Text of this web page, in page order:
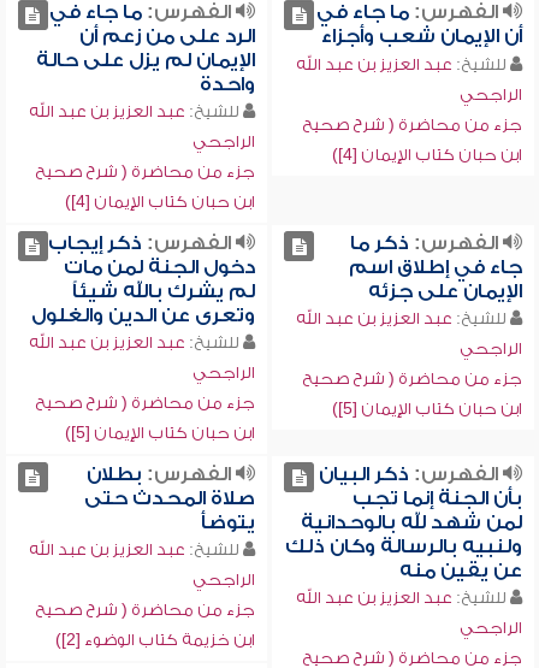
الفهرس:ما جاء في
أن الإيمان شعب وأجزاء
للشيخ: عبد العزيز بن عبد الله
الراجحي
جزء من محاضرة ( شرح صحيح
ابن حبان كتاب الإيمان [4])
الفهرس:ما جاء في
الرد على من زعم أن
الإيمان لم يزل على حالة
واحدة
للشيخ: عبد العزيز بن عبد الله
الراجحي
جزء من محاضرة ( شرح صحيح
ابن حبان كتاب الإيمان [4])
الفهرس: ذكر ما
جاء في إطلاق اسم
الإيمان على جزئه
للشيخ: عبد العزيز بن عبد الله
الراجحي
جزء من محاضرة ( شرح صحيح
ابن حبان كتاب الإيمان [5])
الفهرس: ذكر إيجاب
دخول الجنة لمن مات
لم يشرك بالله شيئاً
وتعرى عن الدين والغلول
للشيخ: عبد العزيز بن عبد الله
الراجحي
جزء من محاضرة ( شرح صحيح
ابن حبان كتاب الإيمان [5])
الفهرس: ذكر البيان
بأن الجنة إنما تجب
لمن شهد لله بالوحدانية
ولنبيه بالرسالة وكان ذلك
عن يقين منه
للشيخ: عبد العزيز بن عبد الله
الراجحي
جزء من محاضرة ( شرح صحيح
الفهرس: بطلان
صلاة المحدث حتى
يتوضأ
للشيخ: عبد العزيز بن عبد الله
الراجحي
جزء من محاضرة ( شرح صحيح
ابن خزيمة كتاب الوضوء [2])